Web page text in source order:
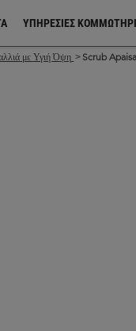
ΥΠΗΡΕΣΙΕΣ
με Υγιή Όψη > Scrub